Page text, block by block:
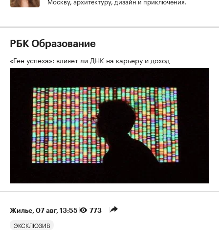
РБК Образование
«Ген успеха»: влияет ли ДНК на карьеру и доход
Жилье⁠, 07 авг, 13:55 773
ЭКСКЛЮЗИВ